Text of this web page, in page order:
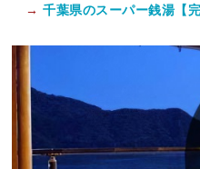
→ 千葉県のスーパー銭湯【